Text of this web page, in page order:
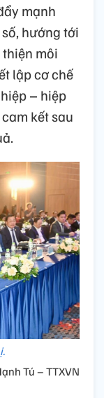
mạnh
hướng tới
môi
lập cơ chế
– hiệp
kết sau
Tú – TTXVN